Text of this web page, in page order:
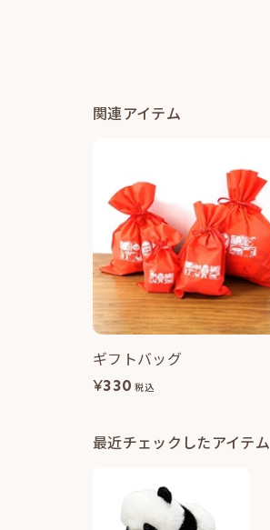
関連アイテム
ギフトバッグ
¥330 税込
最近チェックしたアイテム